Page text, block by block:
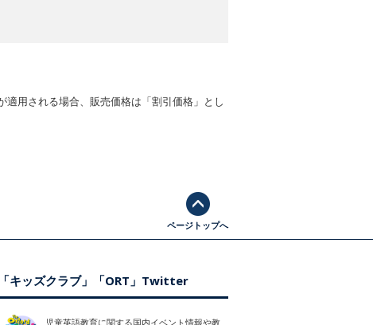
用される場合、販売価格は「割引価格」とし
ページトップへ
「キッズクラブ」「ORT」Twitter
児童英語教育に関する国内イベント情報や教